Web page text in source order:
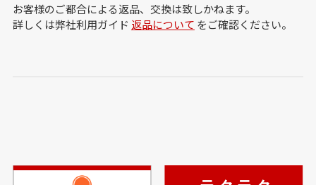
お客様のご都合による返品、交換は致しかねます。
詳しくは弊社利用ガイド 返品について をご確認ください。